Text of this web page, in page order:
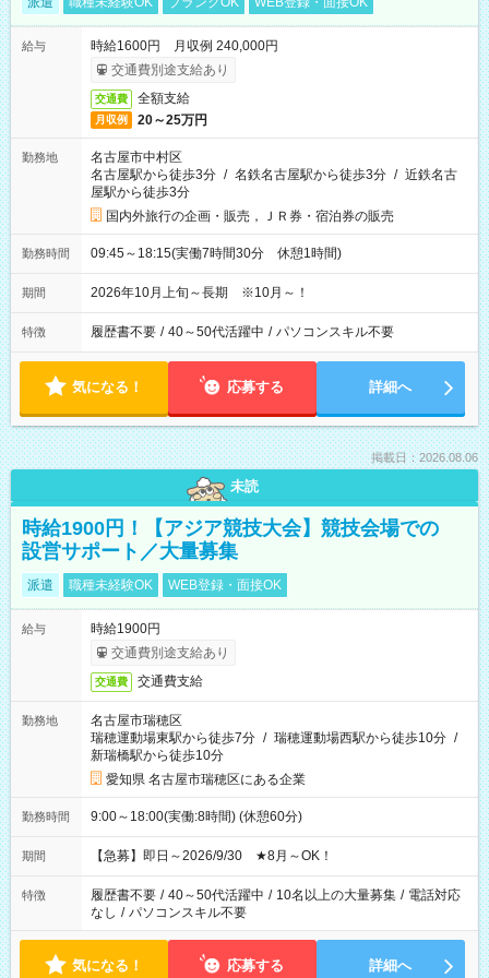
給与
時給1600円 月収例 240,000円
交通費別途支給あり
交通費 全額支給
月収例 20～25万円
勤務地
名古屋市中村区
名古屋駅から徒歩3分 / 名鉄名古屋駅から徒歩3分 / 近鉄名古
屋駅から徒歩3分
国内外旅行の企画・販売，ＪＲ券・宿泊券の販売
勤務時間 09:45～18:15(実働7時間30分 休憩1時間)
期間 2026年10月上旬～長期 ※10月～！
特徴 履歴書不要 / 40～50代活躍中 / パソコンスキル不要
気になる！ 応募する 詳細へ
掲載日：2026.08.06
未読
時給1900円！【アジア競技大会】競技会場での
設営サポート／大量募集
派遣 職種未経験OK WEB登録・面接OK
給与
時給1900円
交通費別途支給あり
交通費 交通費支給
勤務地
名古屋市瑞穂区
瑞穂運動場東駅から徒歩7分 / 瑞穂運動場西駅から徒歩10分 /
新瑞橋駅から徒歩10分
愛知県 名古屋市瑞穂区にある企業
勤務時間 9:00～18:00(実働:8時間) (休憩60分)
期間 【急募】即日～2026/9/30 ★8月～OK！
特徴 履歴書不要 / 40～50代活躍中 / 10名以上の大量募集 / 電話対応
なし / パソコンスキル不要
気になる！ 応募する 詳細へ